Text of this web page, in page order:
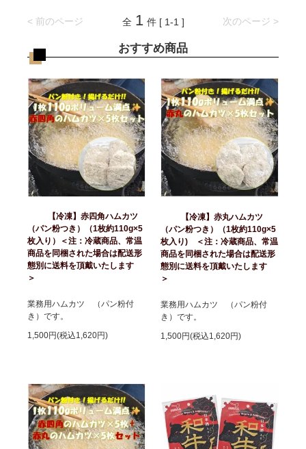
< 前のページ 次のページ >
全 1 件 [ 1-1 ]
おすすめ商品
【冷凍】赤四角ハムカツ
（パン粉つき）（1枚約110g×5
枚入り）＜注：冷蔵商品、常温
商品を同梱された場合は配送形
態別に送料を頂戴いたします
＞
業務用ハムカツ （パン粉付
き）です。
1,500円(税込1,620円)
【冷凍】赤丸ハムカツ
（パン粉つき）（1枚約110g×5
枚入り) ＜注：冷蔵商品、常温
商品を同梱された場合は配送形
態別に送料を頂戴いたします
＞
業務用ハムカツ （パン粉付
き）です。
1,500円(税込1,620円)